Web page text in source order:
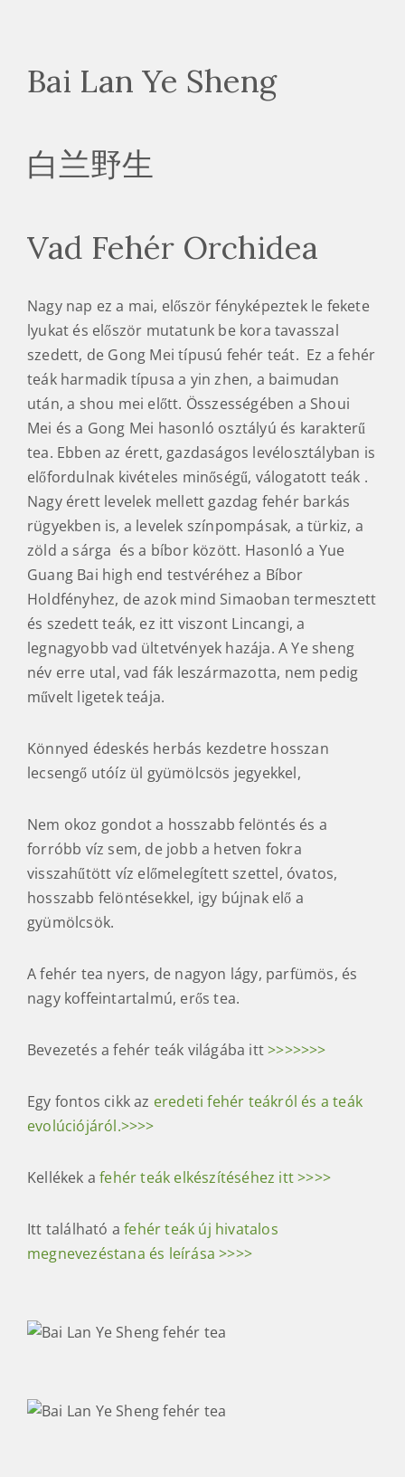
Bai Lan Ye Sheng
白兰野生
Vad Fehér Orchidea
Nagy nap ez a mai, először fényképeztek le fekete
lyukat és először mutatunk be kora tavasszal
szedett, de Gong Mei típusú fehér teát. Ez a fehér
teák harmadik típusa a yin zhen, a baimudan
után, a shou mei előtt. Összességében a Shoui
Mei és a Gong Mei hasonló osztályú és karakterű
tea. Ebben az érett, gazdaságos levélosztályban is
előfordulnak kivételes minőségű, válogatott teák .
Nagy érett levelek mellett gazdag fehér barkás
rügyekben is, a levelek színpompásak, a türkiz, a
zöld a sárga és a bíbor között. Hasonló a Yue
Guang Bai high end testvéréhez a Bíbor
Holdfényhez, de azok mind Simaoban termesztett
és szedett teák, ez itt viszont Lincangi, a
legnagyobb vad ültetvények hazája. A Ye sheng
név erre utal, vad fák leszármazotta, nem pedig
művelt ligetek teája.
Könnyed édeskés herbás kezdetre hosszan
lecsengő utóíz ül gyümölcsös jegyekkel,
Nem okoz gondot a hosszabb felöntés és a
forróbb víz sem, de jobb a hetven fokra
visszahűtött víz előmelegített szettel, óvatos,
hosszabb felöntésekkel, igy bújnak elő a
gyümölcsök.
A fehér tea nyers, de nagyon lágy, parfümös, és
nagy koffeintartalmú, erős tea.
Bevezetés a fehér teák világába itt>>>>>>>
Egy fontos cikk az eredeti fehér teákról és a teák
evolúciójáról.>>>>
Kellékek a fehér teák elkészítéséhez itt >>>>
Itt található afehér teák új hivatalos
megnevezéstana és leírása >>>>